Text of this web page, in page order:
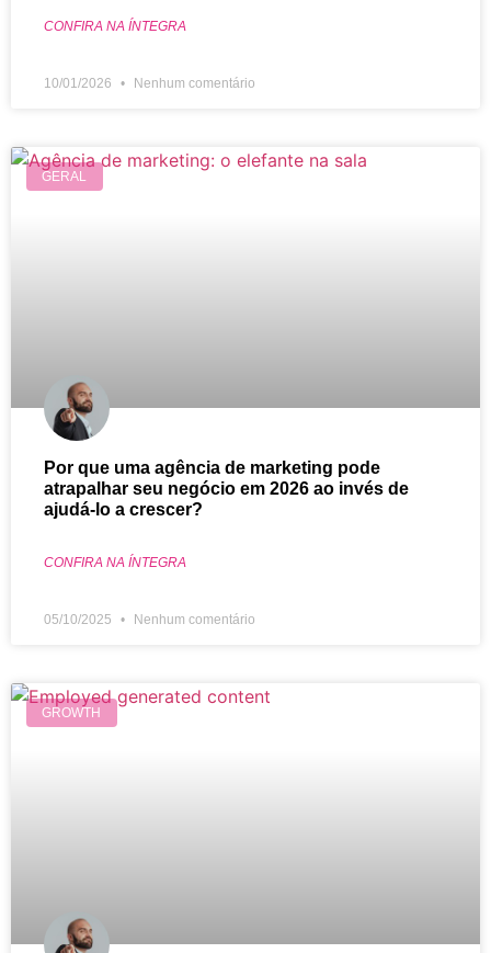
CONFIRA NA ÍNTEGRA
10/01/2026 Nenhum comentário
GERAL
Por que uma agência de marketing pode
atrapalhar seu negócio em 2026 ao invés de
ajudá-lo a crescer?
CONFIRA NA ÍNTEGRA
05/10/2025 Nenhum comentário
GROWTH